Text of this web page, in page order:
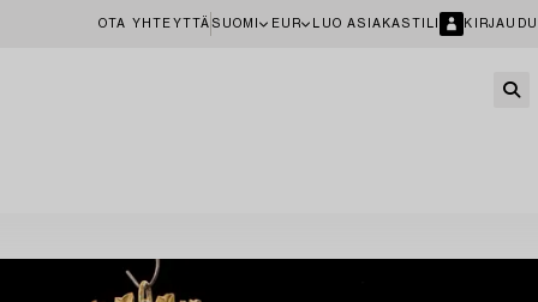
OTA YHTEYTTÄ SUOMI EUR LUO ASIAKASTILI KIRJAUDU